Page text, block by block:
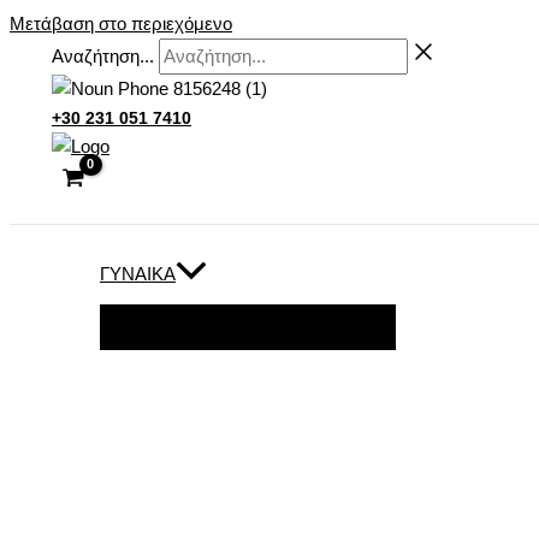
Μετάβαση στο περιεχόμενο
Αναζήτηση...
+30 231 051 7410
ΓΥΝΑΊΚΑ